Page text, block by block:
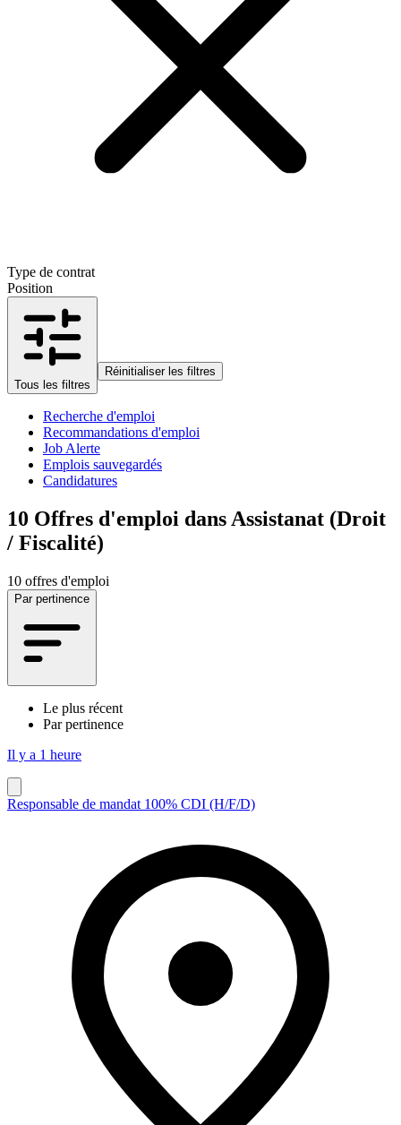
Type de contrat
Position
Tous les filtres
Réinitialiser les filtres
Recherche d'emploi
Recommandations d'emploi
Job Alerte
Emplois sauvegardés
Candidatures
10 Offres d'emploi dans Assistanat (Droit
/ Fiscalité)
10 offres d'emploi
Par pertinence
Le plus récent
Par pertinence
Il y a 1 heure
Responsable de mandat 100% CDI (H/F/D)